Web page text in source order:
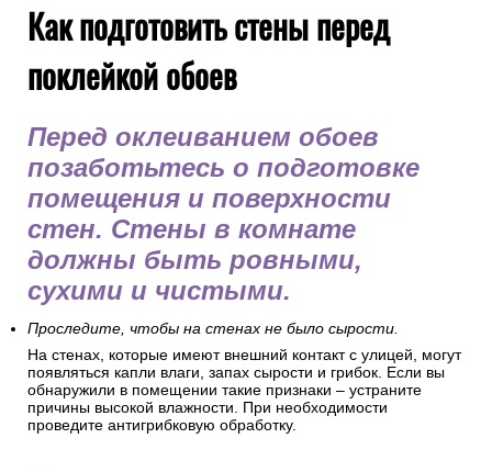
Как подготовить стены перед
поклейкой обоев
Перед оклеиванием обоев
позаботьтесь о подготовке
помещения и поверхности
стен. Стены в комнате
должны быть ровными,
сухими и чистыми.
Проследите, чтобы на стенах не было сырости.
На стенах, которые имеют внешний контакт с улицей, могут
появляться капли влаги, запах сырости и грибок. Если вы
обнаружили в помещении такие признаки – устраните
причины высокой влажности. При необходимости
проведите антигрибковую обработку.